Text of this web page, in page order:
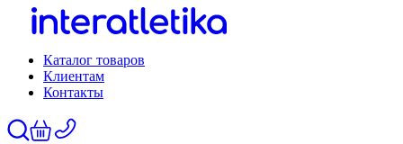
Каталог товаров
Клиентам
Контакты